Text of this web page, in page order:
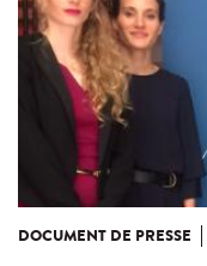
DOCUMENT DE PRESSE